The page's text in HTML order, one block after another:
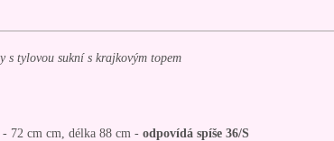
s tylovou sukní s krajkovým topem
72 cm cm, délka 88 cm - odpovídá spíše 36/S